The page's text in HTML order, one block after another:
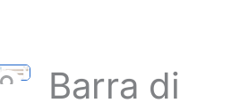
Barra di